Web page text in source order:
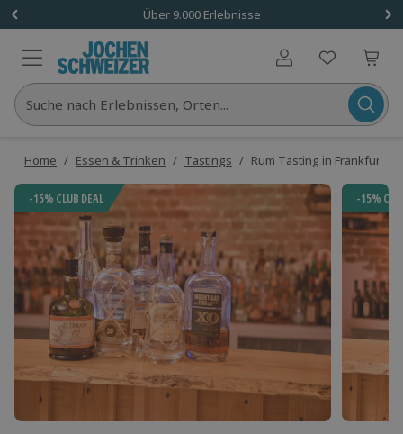
Über 9.000 Erlebnisse
Benutzerkonto
Suche nach Erlebnissen, Orten...
Home / Essen & Trinken / Tastings / Rum Tasting in Frankfurt
-15% CLUB DEAL -15%